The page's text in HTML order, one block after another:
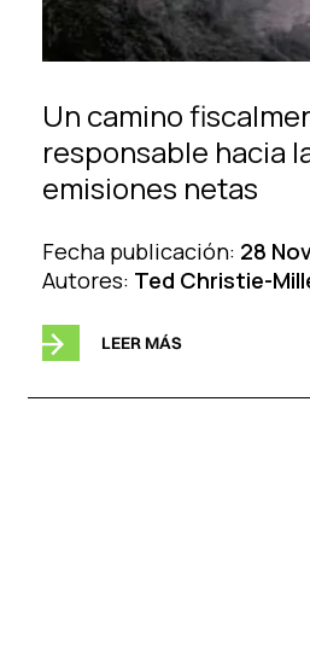
Un camino
responsable hacia
emisiones netas
Fecha publicación: 28
Autores: Ted Christie-
LEER MÁS